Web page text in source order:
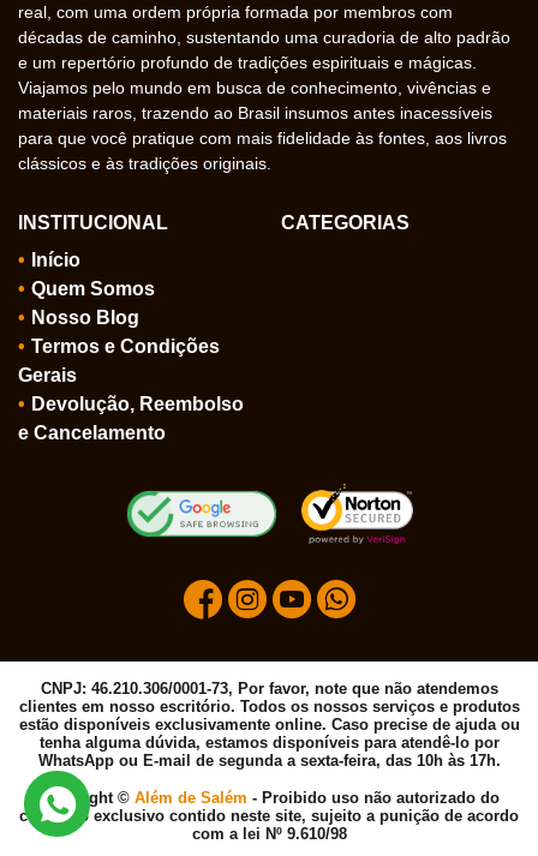
real, com uma ordem própria formada por membros com
décadas de caminho, sustentando uma curadoria de alto padrão
e um repertório profundo de tradições espirituais e mágicas.
Viajamos pelo mundo em busca de conhecimento, vivências e
materiais raros, trazendo ao Brasil insumos antes inacessíveis
para que você pratique com mais fidelidade às fontes, aos livros
clássicos e às tradições originais.
INSTITUCIONAL
Início
Quem Somos
Nosso Blog
Termos e Condições
Gerais
Devolução, Reembolso
e Cancelamento
CATEGORIAS
CNPJ: 46.210.306/0001-73, Por favor, note que não atendemos
clientes em nosso escritório. Todos os nossos serviços e produtos
estão disponíveis exclusivamente online. Caso precise de ajuda ou
tenha alguma dúvida, estamos disponíveis para atendê-lo por
WhatsApp ou E-mail de segunda a sexta-feira, das 10h às 17h.
Copyright © Além de Salém - Proibido uso não autorizado do
conteúdo exclusivo contido neste site, sujeito a punição de acordo
com a lei Nº 9.610/98